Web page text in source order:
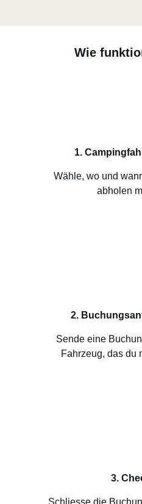
Wie
1.
Wähle, wo und
abholen
2.
Sende eine
Fahrzeug, das du
3.
Schliesse die